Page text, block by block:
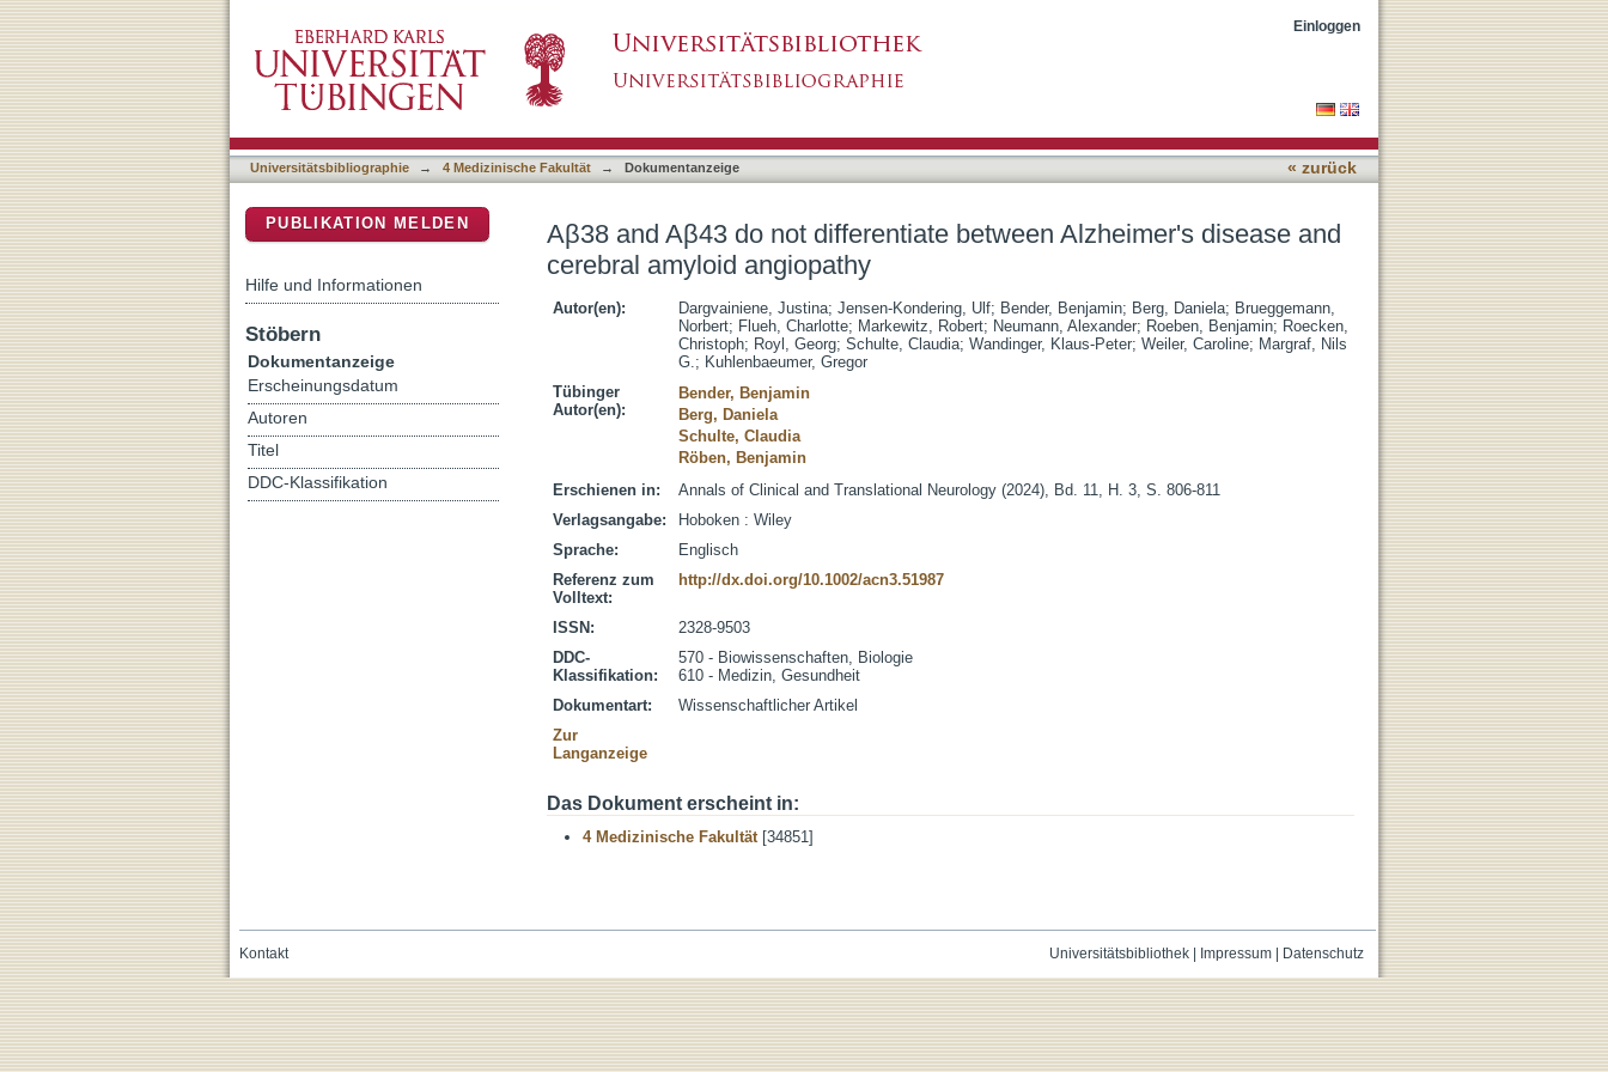
Aβ38 and Aβ43 do not differentiate between Alzheimer's disease and cerebral amyloid angiopathy
Einloggen
Universitätsbibliographie → 4 Medizinische Fakultät → Dokumentanzeige « zurück
Aβ38 and Aβ43 do not differentiate between Alzheimer's disease and
cerebral amyloid angiopathy
Autor(en): Dargvainiene, Justina; Jensen-Kondering, Ulf; Bender, Benjamin; Berg, Daniela; Brueggemann,
Norbert; Flueh, Charlotte; Markewitz, Robert; Neumann, Alexander; Roeben, Benjamin; Roecken,
Christoph; Royl, Georg; Schulte, Claudia; Wandinger, Klaus-Peter; Weiler, Caroline; Margraf, Nils
G.; Kuhlenbaeumer, Gregor
Tübinger
Autor(en):
Bender, Benjamin
Berg, Daniela
Schulte, Claudia
Röben, Benjamin
Erschienen in:
Annals of Clinical and Translational Neurology (2024), Bd. 11, H. 3, S. 806-811
Verlagsangabe:
Hoboken : Wiley
Sprache:
Englisch
Referenz zum
Volltext:
http://dx.doi.org/10.1002/acn3.51987
ISSN:
2328-9503
DDC-
Klassifikation:
570 - Biowissenschaften, Biologie
610 - Medizin, Gesundheit
Dokumentart:
Wissenschaftlicher Artikel
Zur
Langanzeige
Das Dokument erscheint in:
4 Medizinische Fakultät[34851]
PUBLIKATION MELDEN
Hilfe und Informationen
Stöbern
Dokumentanzeige
Erscheinungsdatum
Autoren
Titel
DDC-Klassifikation
Universitätsbibliothek| Impressum| Datenschutz
Kontakt